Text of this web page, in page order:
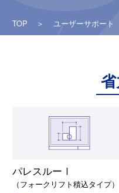
TOP＞ ユーザーサポート
パレスルーⅠ
（フォークリフト積込タイプ）